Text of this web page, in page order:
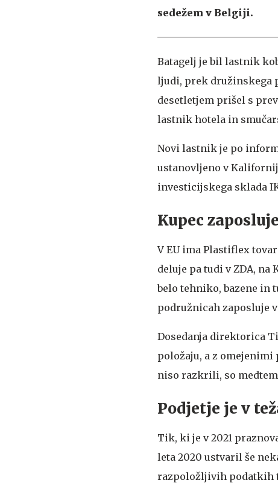
sedežem v Belgiji.
Batagelj je bil lastnik
ljudi, prek družinskega
desetletjem prišel s
lastnik hotela in
Novi lastnik je po
ustanovljeno v
investicijskega sklada
Kupec
V EU ima Plastiflex
deluje pa tudi v ZDA,
belo tehniko, bazene in
podružnicah zaposluje
Dosedanja direktorica
položaju, a z
niso razkrili, so
Podjetje je v
Tik, ki je v 2021
leta 2020 ustvaril še
razpoložljivih podatkih